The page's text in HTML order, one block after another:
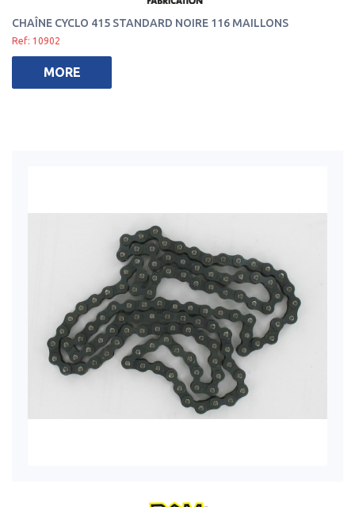
CHAÎNE CYCLO 415 STANDARD NOIRE 116 MAILLONS
Ref: 10902
MORE